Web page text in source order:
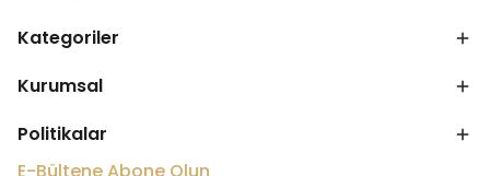
Kategoriler
Kurumsal
Politikalar